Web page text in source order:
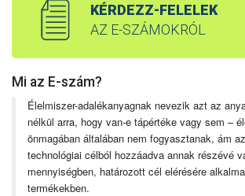
KÉRDEZZ-FELELEK
AZ E-SZÁMOKRÓL
Mi az E-szám?
Élelmiszer-adalékanyagnak nevezik azt az
nélkül arra, hogy van-e tápértéke vagy sem –
önmagában általában nem fogyasztanak, ám
technológiai célból hozzáadva annak részévé
mennyiségben, határozott cél elérésére
termékekben.